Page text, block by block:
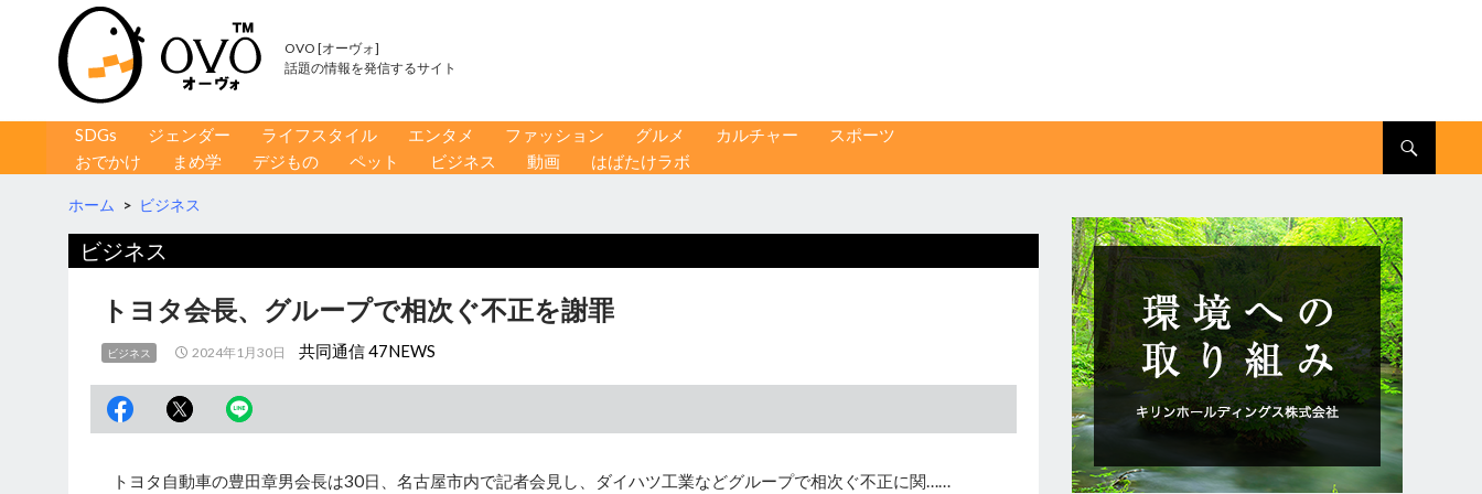
OVO [オーヴォ]
話題の情報を発信するサイト
コンテンツへ移動
SDGs ジェンダー ライフスタイル エンタメ ファッション グルメ カルチャー
スポーツ
おでかけ
まめ学 デジもの ペット ビジネス 動画 はばたけラボ
ホーム > ビジネス
ビジネス
トヨタ会長、グループで相次ぐ不正を謝罪
ビジネス 2024年1月30日 共同通信 47NEWS
トヨタ自動車の豊田章男会長は30日、名古屋市内で記者会見し、ダイハツ工業などグループで相次ぐ不正に関……